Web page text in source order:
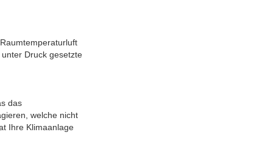
Druck gesetzte
das
welche nicht
Ihre Klimaanlage